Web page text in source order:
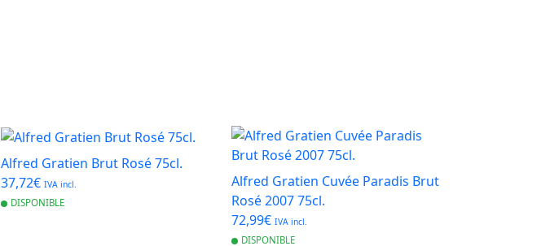
Alfred Gratien Brut Rosé 75cl.
37,72€IVA incl.
DISPONIBLE
Alfred Gratien Cuvée Paradis Brut
Rosé 2007 75cl.
72,99€ IVA incl.
DISPONIBLE